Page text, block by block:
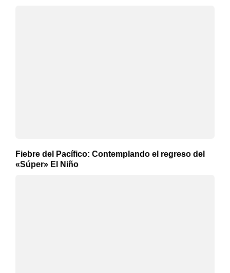
Fiebre del Pacífico: Contemplando el regreso del
«Súper» El Niño